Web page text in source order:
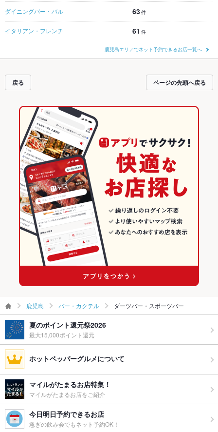
ダイニングバー・バル 63件
イタリアン・フレンチ 61 件
鹿児島エリアでネット予約できるお店一覧へ
戻る ページの先頭へ戻る
鹿児島 バー・カクテル ダーツバー・スポーツバー
夏のポイント還元祭2026
最大15,000ポイント還元
ホットペッパーグルメについて
マイルがたまるお店特集！
マイルがたまるお店をご紹介
今日明日予約できるお店
急ぎの飲み会でもネット予約OK！